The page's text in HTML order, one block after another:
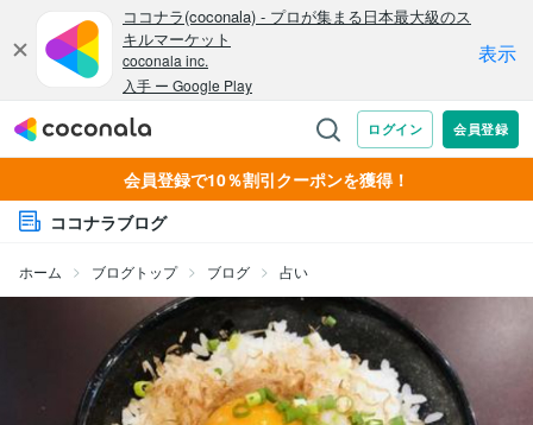
会員登録で10％割引クーポンを獲得！
ココナラブログ
ホーム ブログトップ ブログ 占い